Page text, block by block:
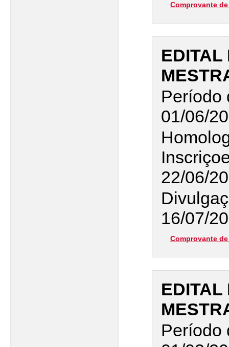
Comprovante
EDITAL
Período
01/06/
22/06/
16/07/
Comprovante
EDITAL
Período